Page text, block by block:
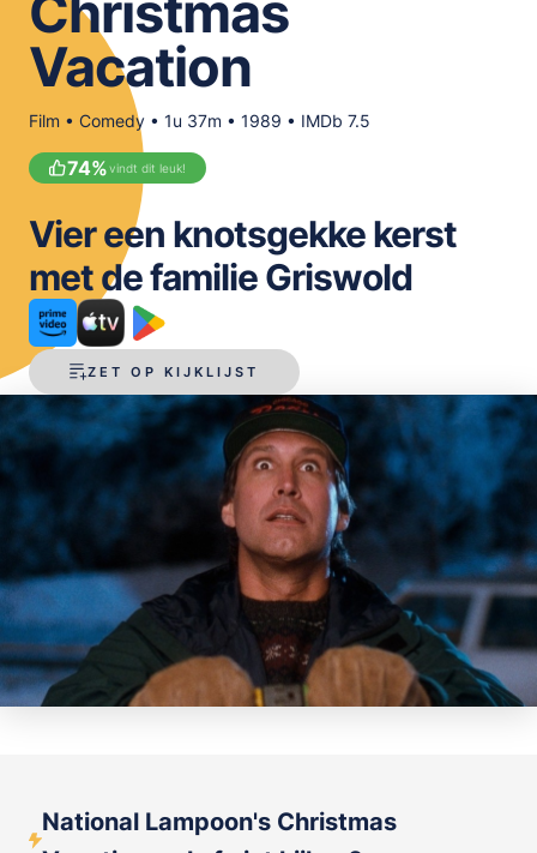
OPSLAAN
Vacation
Film • Comedy • 1u 37m • 1989 • IMDb 7.5
74%vindt dit leuk!
ZET OP KIJKLIJST
Vier een knotsgekke kerst
met de familie Griswold
National Lampoon's Christmas